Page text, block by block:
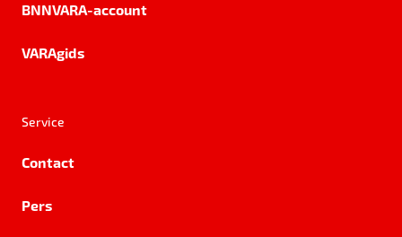
BNNVARA-account
VARAgids
Service
Contact
Pers